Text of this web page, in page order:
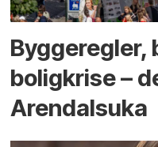
Bygge­regler,
bolig­krise –
Arendals­uka